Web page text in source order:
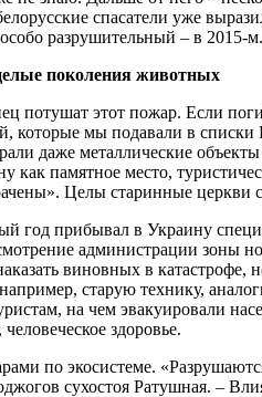
спасатели уже
разрушительный – в
поколения животных
потушат этот пожар. Если
которые мы подавали в
даже металлические объекты
как памятное место,
Целы старинные церкви
год прибывал в Украину
администрации
виновных в
старую технику,
на чем эвакуировали
здоровье.
по экосистеме.
сухостоя Ратушная. –